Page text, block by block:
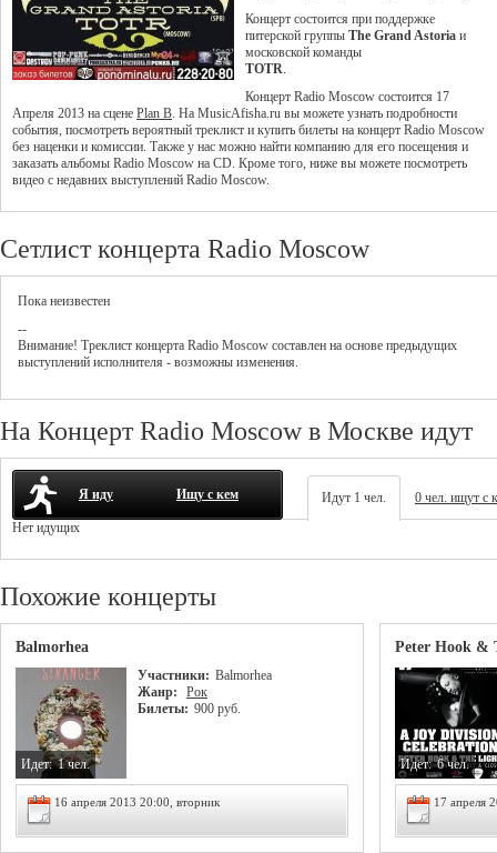
Концерт состоится при поддержке
питерской группы The Grand Astoria и
московской команды
TOTR.
Концерт Radio Moscow состоится 17
Апреля 2013 на сцене Plan B. На MusicAfisha.ru вы можете узнать подробности
события, посмотреть вероятный треклист и купить билеты на концерт Radio Moscow
без наценки и комиссии. Также у нас можно найти компанию для его посещения и
заказать альбомы Radio Moscow на CD. Кроме того, ниже вы можете посмотреть
видео с недавних выступлений Radio Moscow.
Сетлист концерта Radio Moscow
Пока неизвестен
--
Внимание! Треклист концерта Radio Moscow составлен на основе предыдущих
выступлений исполнителя - возможны изменения.
На Концерт Radio Moscow в Москве идут
Я иду Ищу с кем Идут 1 чел.
0 чел. ищут с
Нет идущих
Похожие концерты
Balmorhea
Участники: Balmorhea
Жанр:
Рок
Билеты: 900 руб.
Идет: 1 чел.
16 апреля 2013 20:00, вторник
Peter Hook &
Идет: 6 чел.
17 апреля